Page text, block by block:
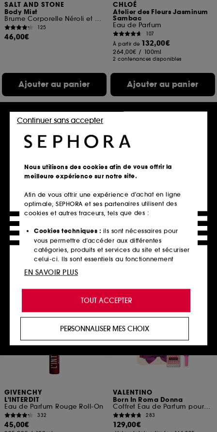
SALT AND STONE
Body Mist
Brume Corporelle Néroli et Basilic
125
46,00€
Ajouter au panier
CHLOÉ
Atelier des Fleurs Jasminum
Sambac
Eau de Parfum
107
À partir de 132,00€
264,00€ / 100ml
2 contenances disponibles
Ajouter au panier
CHANEL
CHANCE
Eau De Toilette
4
132,00€
220,00€ 100ml
Ajouter au panier
VALENTINO
Born in Roma Donna Rendez-
Vous Ivory
Eau de parfum édition limitée
629
145,00€
290,00€ 100ml
GIVENCHY
L'INTERDIT
Eau de Parfum Rouge Roll-On
332
45,00€
VALENTINO
Born In Roma Donna
Coffret Eau de Parfum pour femme
283
129,00€
Nous utilisons des cookies afin de vous offrir la
meilleure expérience sur notre site.
Afin de vous offrir une expérience d’achat en ligne
optimale, SEPHORA et ses partenaires utilisent des
cookies et autres traceurs, tels que des :
Cookies techniques : ils sont nécessaires pour
vous permettre d’accéder aux différentes
catégories, produits et services du site et sécuriser
celui-ci. Ils sont essentiels au fonctionnement
technique du site et ne peuvent être désactivés.
de vous offrir une expérience enrichie et
personnalisée en vous recommandant des
produits, des services et des contenus qui
proposer des offres promotionnelles adaptées à
votre profil.
Cookies réseaux sociaux et publicité :ils sont
utilisés pour vous présenter du contenu susceptible
sites tiers et sur les réseaux sociaux, sur la base
des pages que vous avez consultées, de votre
navigation, et de l'historique de vos interactions.
Cookies de mesure d’audience :ils nous
TOUT ACCEPTER
Continuer sans accepter
PERSONNALISER MES CHOIX
EN SAVOIR PLUS